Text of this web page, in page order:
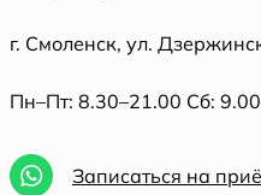
г. Смоленск, ул.
Пн–Пт: 8.30–21.00 Сб:
Записаться на